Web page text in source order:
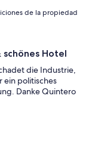
de la propiedad
schönes Hotel
die Industrie,
ein politisches
Danke Quintero